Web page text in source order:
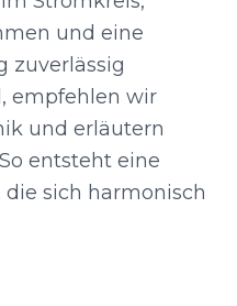
und eine
zuverlässig
empfehlen wir
und erläutern
entsteht eine
sich harmonisch